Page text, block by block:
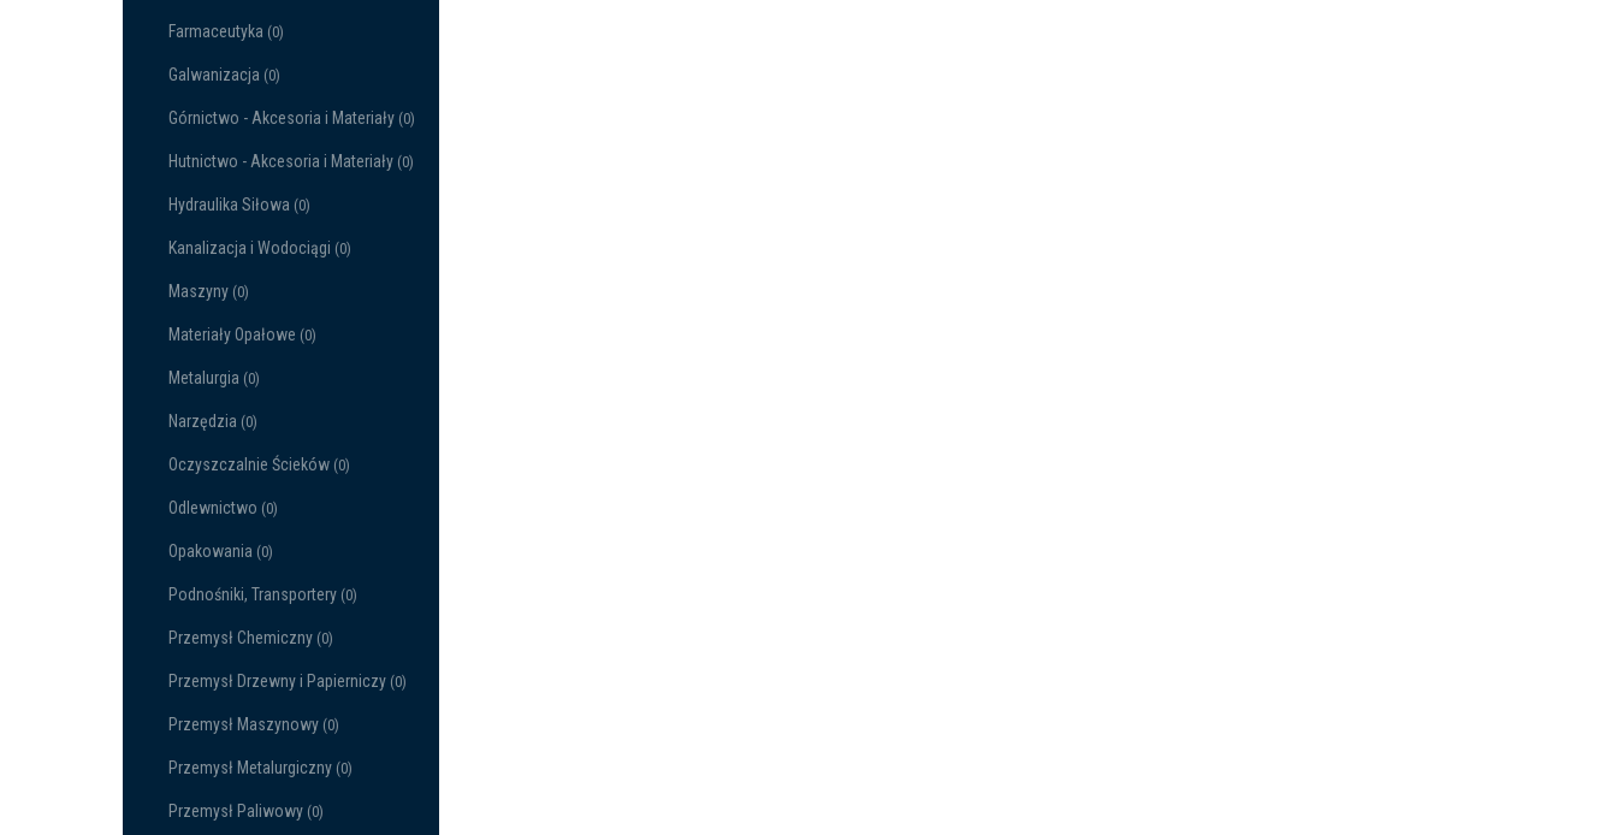
Farmaceutyka (0)
Galwanizacja (0)
Górnictwo - Akcesoria i Materiały (0)
Hutnictwo - Akcesoria i Materiały (0)
Hydraulika Siłowa (0)
Kanalizacja i Wodociągi (0)
Maszyny (0)
Materiały Opałowe (0)
Metalurgia (0)
Narzędzia (0)
Oczyszczalnie Ścieków (0)
Odlewnictwo (0)
Opakowania (0)
Podnośniki, Transportery (0)
Przemysł Chemiczny (0)
Przemysł Drzewny i Papierniczy (0)
Przemysł Maszynowy (0)
Przemysł Metalurgiczny (0)
Przemysł Paliwowy (0)